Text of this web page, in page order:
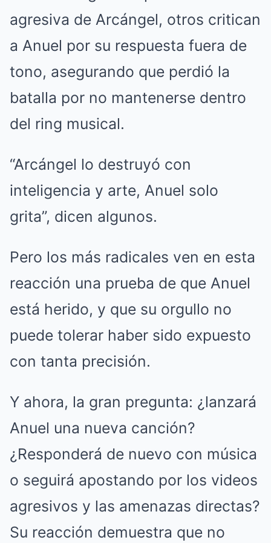
agresiva de Arcángel, otros critican
a Anuel por su respuesta fuera de
tono, asegurando que perdió la
batalla por no mantenerse dentro
del ring musical.
“Arcángel lo destruyó con
inteligencia y arte, Anuel solo
grita”, dicen algunos.
Pero los más radicales ven en esta
reacción una prueba de que Anuel
está herido, y que su orgullo no
puede tolerar haber sido expuesto
con tanta precisión.
Y ahora, la gran pregunta: ¿lanzará
Anuel una nueva canción?
¿Responderá de nuevo con música
o seguirá apostando por los videos
agresivos y las amenazas directas?
Su reacción demuestra que no